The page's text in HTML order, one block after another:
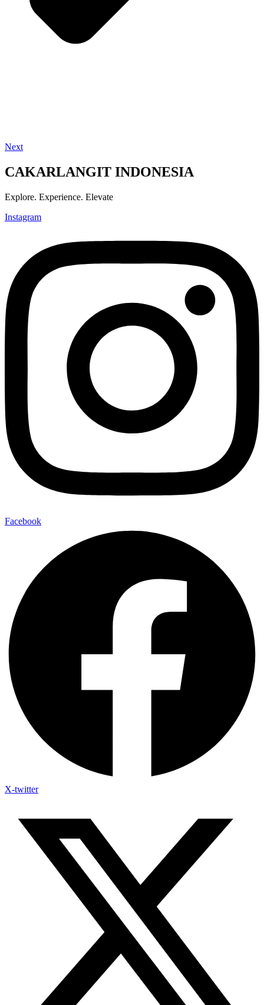
Next
CAKARLANGIT INDONESIA
Explore. Experience. Elevate
Instagram
Facebook
X-twitter